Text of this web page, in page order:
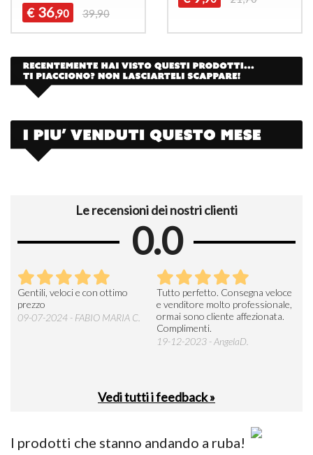
€ 36,90 39,90
Le recensioni dei nostri clienti
0.0
Gentili, veloci e con ottimo
prezzo
09-07-2024 - FABIO MARIA C.
Tutto perfetto. Consegna veloce
e venditore molto professionale,
ormai sono cliente affezionata.
Complimenti.
19-12-2023 - AngelaD.
Vedi tutti i feedback »
I prodotti che stanno andando a ruba!